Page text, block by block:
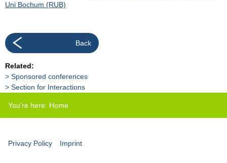
Uni Bochum (RUB)
Back
Related:
Sponsored conferences
Section for Interactions
You're here: Home
Privacy Policy Imprint